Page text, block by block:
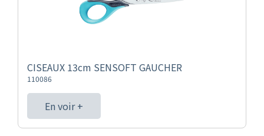
CISEAUX 13cm SENSOFT GAUCHER
110086
En voir +